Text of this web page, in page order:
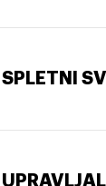
SPLETNI